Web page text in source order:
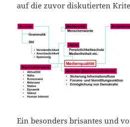
auf die zuvor diskutierten
Ein besonders brisantes und